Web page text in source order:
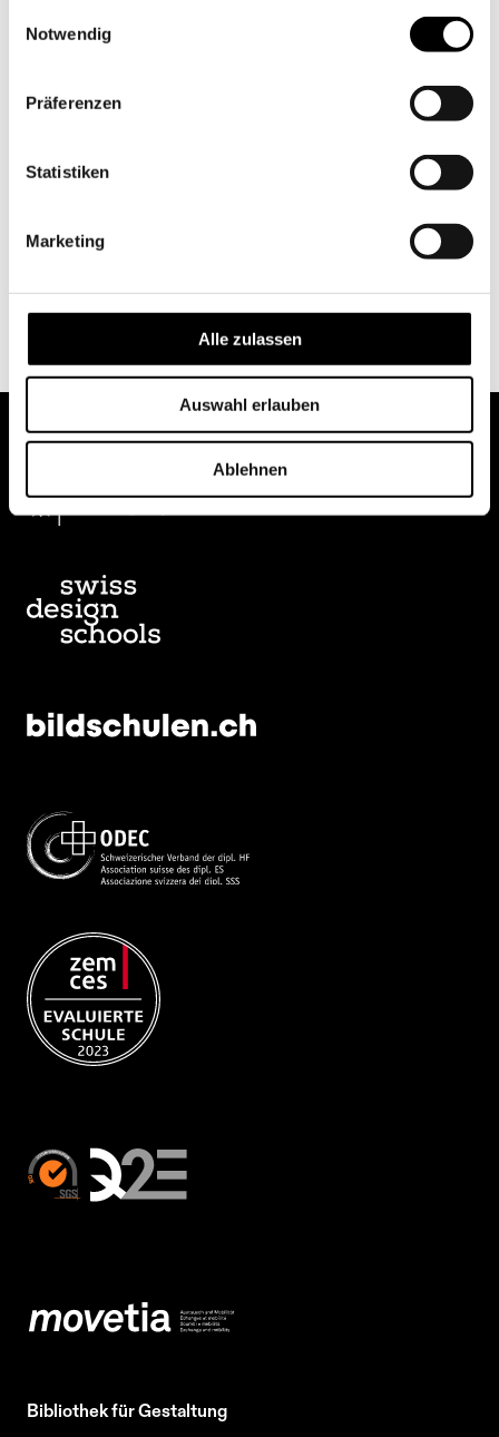
Notwendig
Präferenzen
Statistiken
Marketing
Alle zulassen
Auswahl erlauben
Ablehnen
Bibliothek für Gestaltung